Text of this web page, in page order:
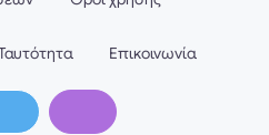
Επικοινωνία